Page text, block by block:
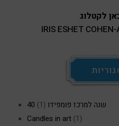
לקטלוג
IRIS ESHET
40 שנה למרכז פומפידו (1)
Candles in art (1)